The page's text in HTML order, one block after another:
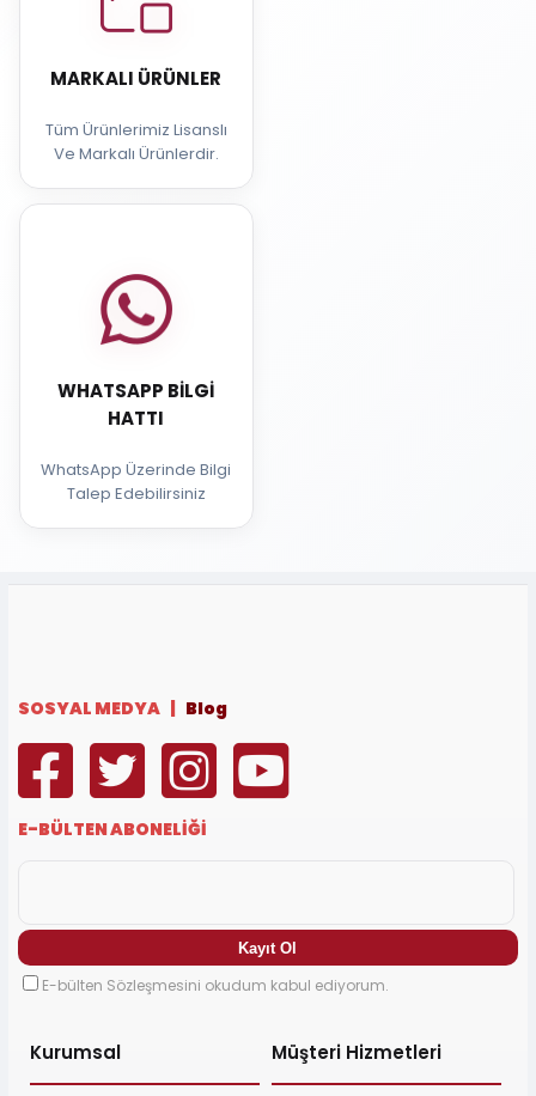
MARKALI ÜRÜNLER
Tüm Ürünlerimiz Lisanslı
Ve Markalı Ürünlerdir.
WHATSAPP BILGI
HATTI
WhatsApp Üzerinde Bilgi
Talep Edebilirsiniz
SOSYAL MEDYA | Blog
E-BÜLTEN ABONELİĞİ
E-bülten Sözleşmesini okudum kabul ediyorum.
Kurumsal Müşteri Hizmetleri